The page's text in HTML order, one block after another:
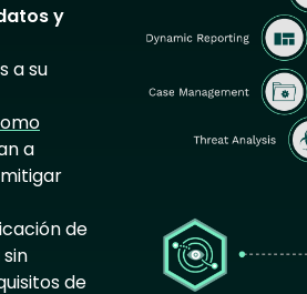
y
a su
a
de
de